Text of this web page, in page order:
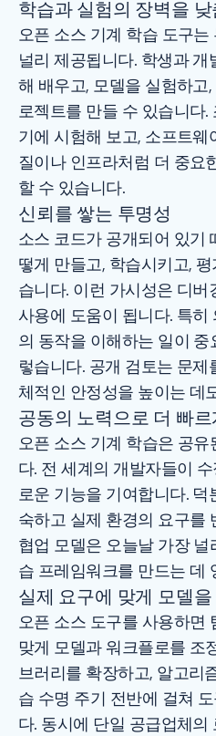
학습과 실험의 장벽을 낮
오픈 소스 기계 학습 도구
널리 제공됩니다. 학생과
해 배우고, 모델을 실험하고
로젝트를 만들 수 있습니다
기에 시험해 보고, 소프트
질이나 인프라처럼 더 중요
할 수 있습니다.
신뢰를 쌓는 투명성
소스 코드가 공개되어 있기
떻게 만들고, 학습시키고,
습니다. 이런 가시성은 디버
사용에 도움이 됩니다. 특
의 동작을 이해하는 일이
렇습니다. 공개 검토는 문제
체적인 안정성을 높이는 데
공동의 노력으로 더 빠르
오픈 소스 기계 학습은 공
다. 전 세계의 개발자들이
로운 기능을 기여합니다.
숙하고 실제 환경의 요구를
협업 모델은 오늘날 가장
습 프레임워크를 만드는 데
실제 요구에 맞게 모델
오픈 소스 도구를 사용하면
맞게 모델과 워크플로를 조
브러리를 확장하고, 알고리
습 수명 주기 전반에 걸쳐
다. 동시에 단일 공급업체